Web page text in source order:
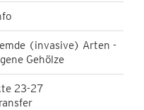
(invasive) Arten -
Gehölze
23-27